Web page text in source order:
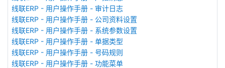
线联ERP - 用户操作手册 - 审计日志
线联ERP - 用户操作手册 - 公司资料设置
线联ERP - 用户操作手册 - 系统参数设置
线联ERP - 用户操作手册 - 单据类型
线联ERP - 用户操作手册 - 号码规则
线联ERP - 用户操作手册 - 功能菜单